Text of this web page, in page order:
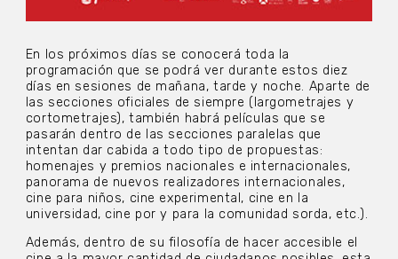
En los próximos días se conocerá toda la
programación que se podrá ver durante estos diez
días en sesiones de mañana, tarde y noche. Aparte de
las secciones oficiales de siempre (largometrajes y
cortometrajes), también habrá películas que se
pasarán dentro de las secciones paralelas que
intentan dar cabida a todo tipo de propuestas:
homenajes y premios nacionales e internacionales,
panorama de nuevos realizadores internacionales,
cine para niños, cine experimental, cine en la
universidad, cine por y para la comunidad sorda, etc.).
Además, dentro de su filosofía de hacer accesible el